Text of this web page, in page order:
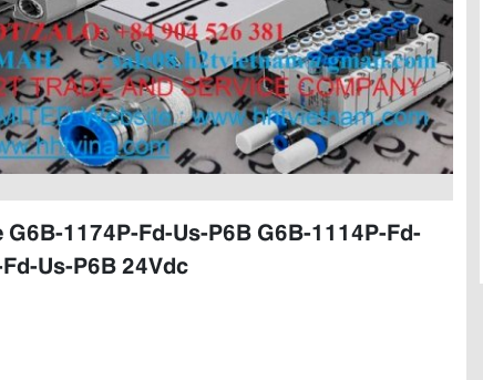
1174P-Fd-Us-P6B G6B-1114P-Fd-
Us-P6B 24Vdc